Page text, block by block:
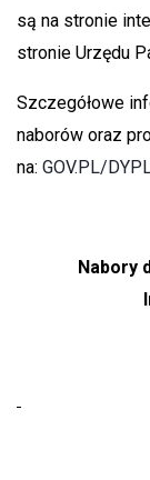
są na stronie
stronie Urzędu
Szczegółowe
naborów oraz
na: GOV.PL/
Nabory